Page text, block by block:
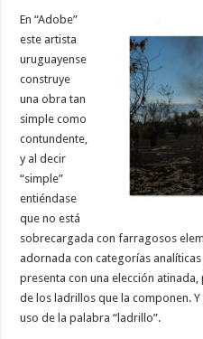
En “Adobe”
este artista
uruguayense
construye
una obra tan
simple como
contundente,
y al decir
“simple”
entiéndase
que no está
sobrecargada con farragosos
adornada con categorías
presenta con una elección
de los ladrillos que la componen.
uso de la palabra “ladrillo”.